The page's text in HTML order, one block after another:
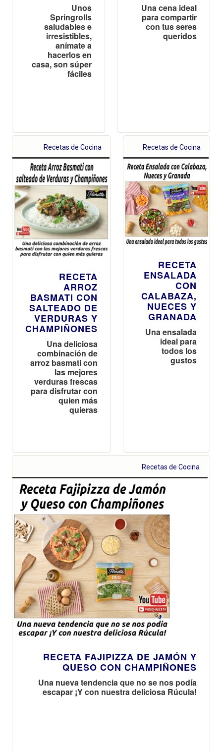
Unos
Springrolls
saludables e
irresistibles,
anímate a
hacerlos en
casa, son súper
fáciles
Una cena ideal
para compartir
con tus seres
queridos
Recetas de Cocina
RECETA
ARROZ
BASMATI CON
SALTEADO DE
VERDURAS Y
CHAMPIÑONES
Una deliciosa
combinación de
arroz basmati con
las mejores
verduras frescas
para disfrutar con
quien más
quieras
Recetas de Cocina
RECETA
ENSALADA
CON
CALABAZA,
NUECES Y
GRANADA
Una ensalada
ideal para
todos los
gustos
Recetas de Cocina
RECETA FAJIPIZZA DE JAMÓN Y
QUESO CON CHAMPIÑONES
Una nueva tendencia que no se nos podía
escapar ¡Y con nuestra deliciosa Rúcula!